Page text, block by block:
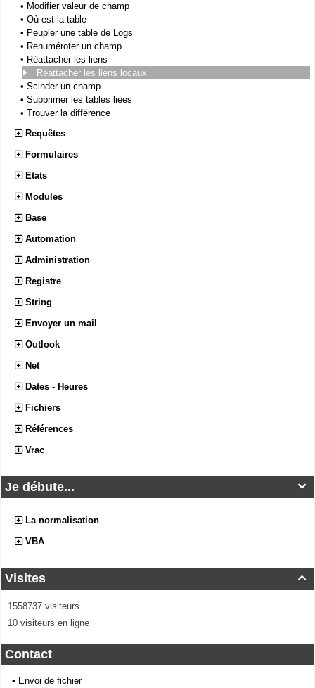
• Modifier valeur de champ
• Où est la table
• Peupler une table de Logs
• Renuméroter un champ
• Réattacher les liens
Réattacher les liens locaux
• Scinder un champ
• Supprimer les tables liées
• Trouver la différence
Requêtes
Formulaires
Etats
Modules
Base
Automation
Administration
Registre
String
Envoyer un mail
Outlook
Net
Dates - Heures
Fichiers
Références
Vrac

Je débute...
La normalisation
VBA

Visites
1558737 visiteurs
10 visiteurs en ligne
Contact
• Envoi de fichier